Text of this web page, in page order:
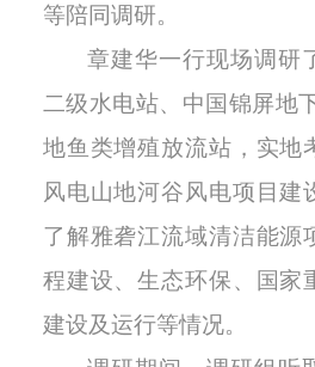
等陪同调研。
章建华一行现场调研
二级水电站、中国锦屏地
地鱼类增殖放流站，实地
风电山地河谷风电项目建
了解雅砻江流域清洁能源
程建设、生态环保、国家
建设及运行等情况。